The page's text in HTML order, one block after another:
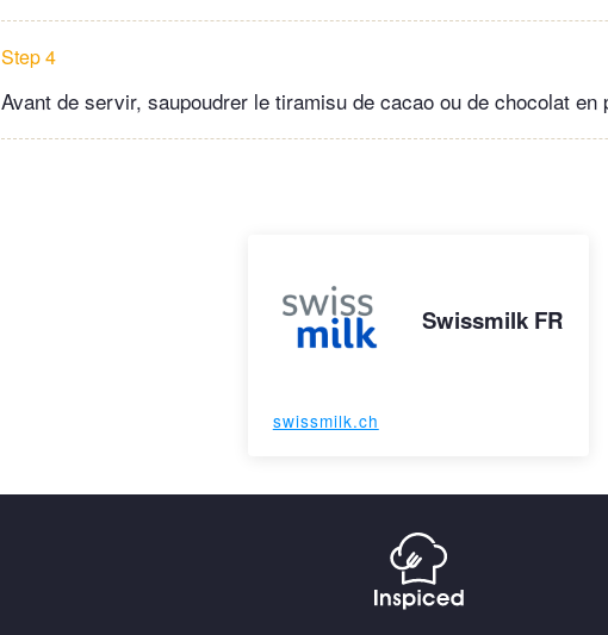
Step 4
Avant de servir, saupoudrer le tiramisu de cacao ou de chocolat en
Swissmilk FR
swissmilk.ch